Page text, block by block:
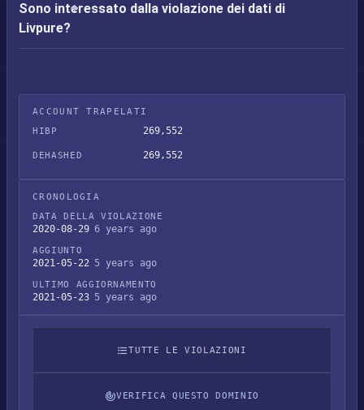
Sono interessato dalla violazione dei dati di
Livpure?
ACCOUNT TRAPELATI
HIBP
269,552
DEHASHED 269,552
CRONOLOGIA
DATA DELLA VIOLAZIONE
2020-08-29 6 years ago
AGGIUNTO
2021-05-22 5 years ago
ULTIMO AGGIORNAMENTO
2021-05-23 5 years ago
TUTTE LE VIOLAZIONI
VERIFICA QUESTO DOMINIO